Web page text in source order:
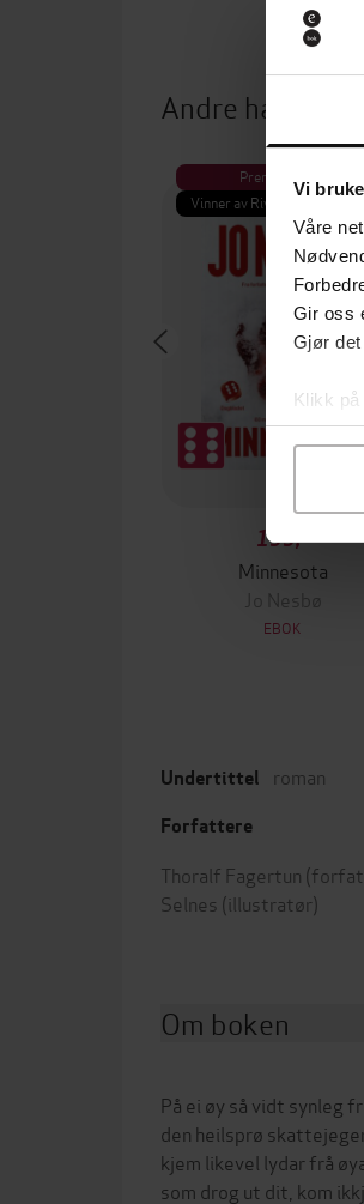
Vi
Våre
Gir oss
Gjør
Klikk
Andre har
Premium
Vinner av Rivertonprisen
199,-
Minnesota
Jo Nesbø
EBOK
Undertittel roman
Forfattere
Thoralf Fagertun
Selnes (illustratør)
Om boken
På ei øy så vidt synleg
den heilsprø
kjem likevel lydar frå
som drog ut dit, kom